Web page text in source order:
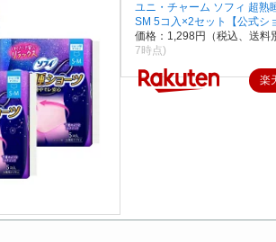
ユニ・チャーム ソフィ 超熟
SM 5コ入×2セット【公式シ
価格：1,298円（税込、送料
7時点)
楽